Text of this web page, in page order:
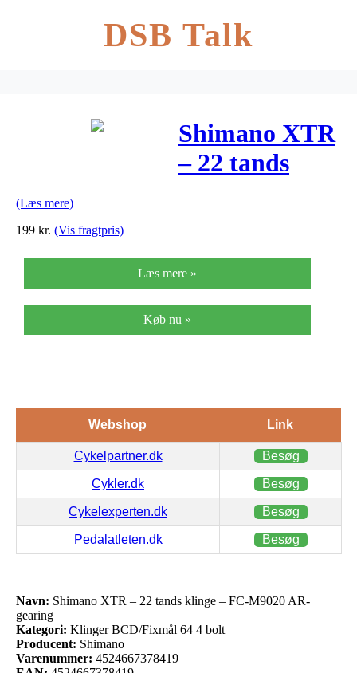
DSB Talk
Shimano XTR
– 22 tands
gearing
(Læs mere)
199 kr. (Vis fragtpris)
Læs mere »
Køb nu »
Webshop Link
Cykelpartner.dk Besøg
Cykler.dk Besøg
Cykelexperten.dk Besøg
Pedalatleten.dk Besøg
Navn: Shimano XTR – 22 tands klinge – FC-M9020 AR-
gearing
Kategori: Klinger BCD/Fixmål 64 4 bolt
Producent: Shimano
Varenummer: 4524667378419